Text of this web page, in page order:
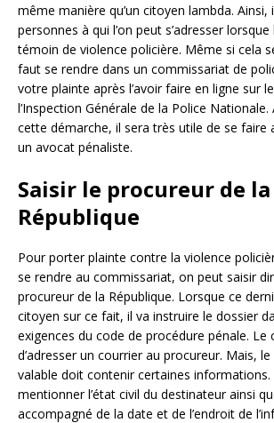
même manière qu’un citoyen lambda. Ainsi,
personnes à qui l’on peut s’adresser
témoin de violence policière. Même si cela
faut se rendre dans un commissariat de
votre plainte après l’avoir faire en ligne sur
l’Inspection Générale de la Police
cette démarche, il sera très utile de se faire
un avocat pénaliste.
Saisir le procureur de la
République
Pour porter plainte contre la violence
se rendre au commissariat, on peut saisir
procureur de la République. Lorsque ce
citoyen sur ce fait, il va instruire le dossier
exigences du code de procédure pénale. Le
d’adresser un courrier au procureur. Mais,
valable doit contenir certaines
mentionner l’état civil du destinateur ainsi
accompagné de la date et de l’endroit de